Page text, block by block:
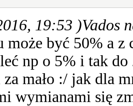
19:53 )Vados
może być 50% a
np o 5% i tak
za mało :/ jak dla
wymianami się